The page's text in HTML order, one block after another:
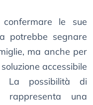
le sue
potrebbe segnare
ma anche per
accessibile
La possibilità di
rappresenta una